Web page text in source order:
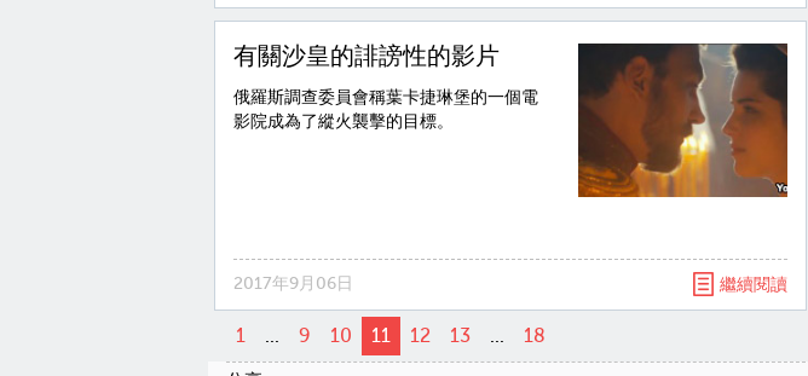
有關沙皇的誹謗性的影片
俄羅斯調查委員會稱葉卡捷琳堡的一個電
影院成為了縱火襲擊的目標。
2017年9月06日 繼續閱讀
1 ... 9 10 11 12 13 ... 18